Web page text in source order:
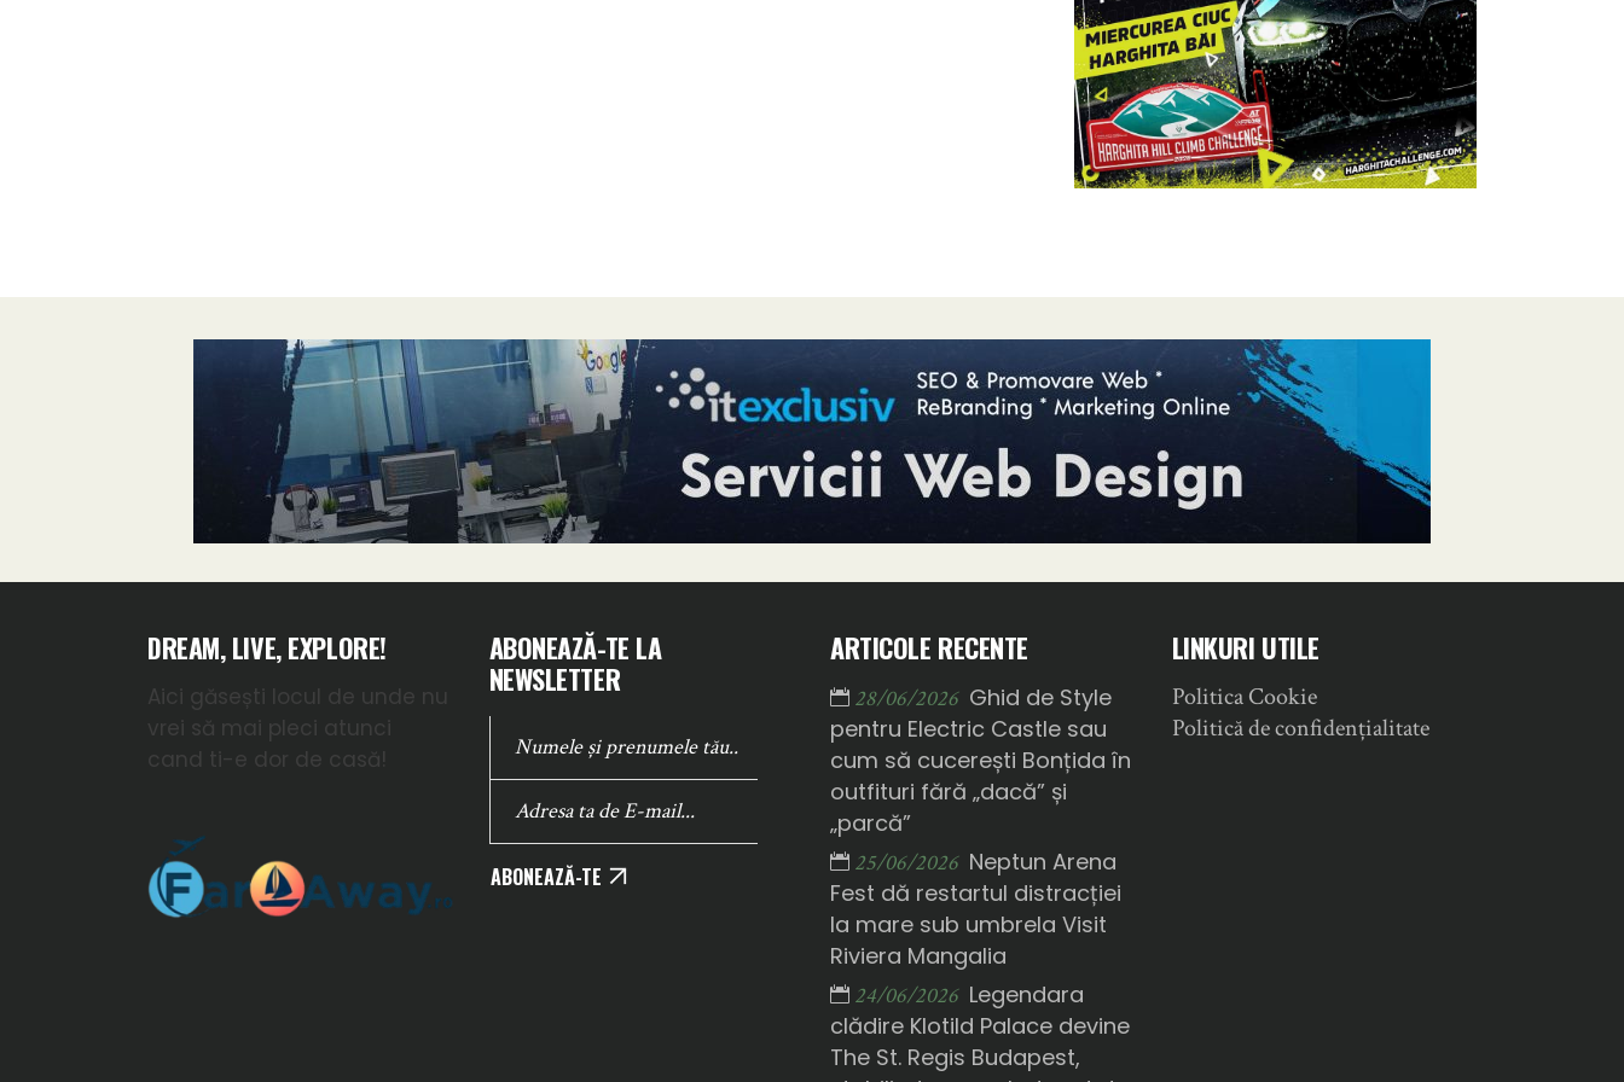
DREAM, LIVE, EXPLORE!
Aici găsești locul de unde nu
vrei să mai pleci atunci
cand ti-e dor de casă!
ABONEAZĂ-TE LA
NEWSLETTER
ABONEAZĂ-TE
ARTICOLE RECENTE
28/06/2026 Ghid de Style
pentru Electric Castle sau
cum să cucerești Bonțida în
outfituri fără „dacă” și
„parcă”
25/06/2026 Neptun Arena
Fest dă restartul distracției
la mare sub umbrela Visit
Riviera Mangalia
24/06/2026 Legendara
clădire Klotild Palace devine
The St. Regis Budapest,
LINKURI UTILE
Politica Cookie
Politică de confidențialitate